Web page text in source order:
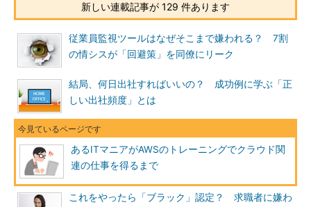
新しい連載記事が 129 件あります
従業員監視ツールはなぜそこまで嫌われる？ 7割
の情シスが「回避策」を同僚にリーク
結局、何日出社すればいいの？ 成功例に学ぶ「正
しい出社頻度」とは
あるITマニアがAWSのトレーニングでクラウド関
連の仕事を得るまで
これをやったら「ブラック」認定？ 求職者に嫌わ